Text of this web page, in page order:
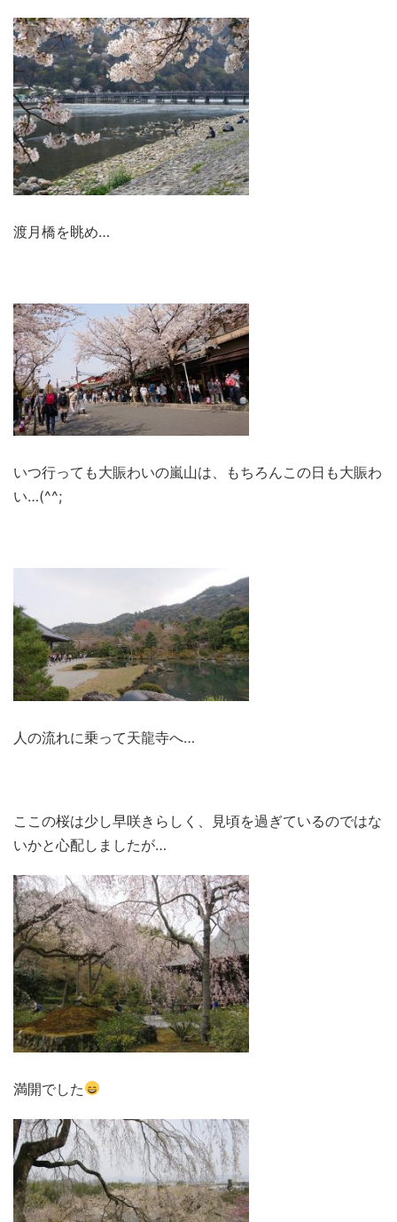
渡月橋を眺め…
いつ行っても大賑わいの嵐山は、もちろんこの日も大賑わ
い…(^^;
人の流れに乗って天龍寺へ…
ここの桜は少し早咲きらしく、見頃を過ぎているのではな
いかと心配しましたが…
満開でした